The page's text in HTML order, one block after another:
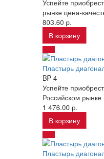
Успейте
рынке цена-
803.60 р.
В корзину
Пластырь
BP-4
Успейте
Российском
1 476.00 р.
В корзину
Пластырь